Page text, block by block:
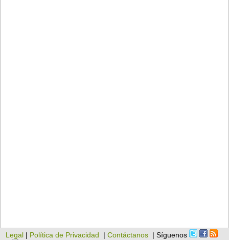
Legal | Política de Privacidad |Contáctanos | Síguenos